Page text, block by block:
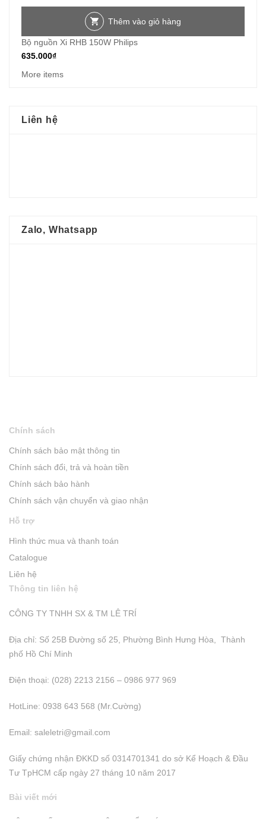
Thêm vào giỏ hàng
Bộ nguồn Xi RHB 150W Philips
635.000₫
More items
Liên hệ
Zalo, Whatsapp
Chính sách
Chính sách bảo mật thông tin
Chính sách đổi, trả và hoàn tiền
Chính sách bảo hành
Chính sách vận chuyển và giao nhận
Hỗ trợ
Hình thức mua và thanh toán
Catalogue
Liên hệ
Thông tin liên hệ
CÔNG TY TNHH SX & TM LÊ TRÍ
Địa chỉ: Số 25B Đường số 25, Phường Bình Hưng Hòa, Thành
phố Hồ Chí Minh
Điện thoại: (028) 2213 2156 – 0986 977 969
HotLine: 0938 643 568 (Mr.Cường)
Email: saleletri@gmail.com
Giấy chứng nhận ĐKKD số 0314701341 do sở Kể Hoạch & Đầu
Tư TpHCM cấp ngày 27 tháng 10 năm 2017
Bài viết mới